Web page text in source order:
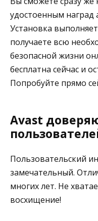
удостоенным наград
Установка
получаете всю
безопасной жизни
бесплатна сейчас и
Попробуйте прямо
Avast
Пользовательский
замечательный.
многих лет. Не
восхищение!